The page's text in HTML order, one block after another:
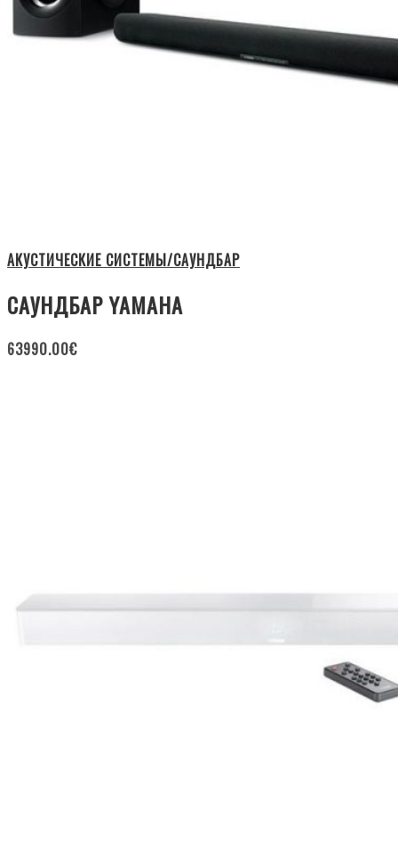
АКУСТИЧЕСКИЕ СИСТЕМЫ/САУНДБАР
САУНДБАР YAMAHA
63990.00€